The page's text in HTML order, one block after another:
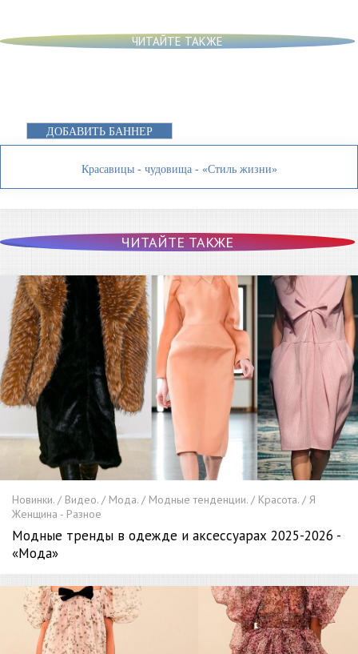
ЧИТАЙТЕ ТАКЖЕ
ДОБАВИТЬ БАННЕР
Красавицы - чудовища - «Стиль жизни»
ЧИТАЙТЕ ТАКЖЕ
Новинки. / Видео. / Мода. / Модные тенденции. / Красота. / Я
Женщина - Разное
Модные тренды в одежде и аксессуарах 2025-2026 -
«Мода»